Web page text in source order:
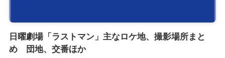
日曜劇場「ラストマン」主なロケ地、撮影場所まと
め 団地、交番ほか